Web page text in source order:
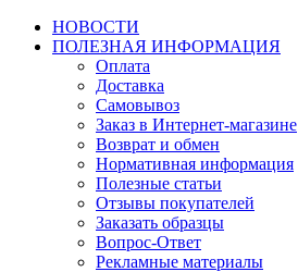
НОВОСТИ
ПОЛЕЗНАЯ ИНФОРМАЦИЯ
Оплата
Доставка
Самовывоз
Заказ в Интернет-магазине
Возврат и обмен
Нормативная информация
Полезные статьи
Отзывы покупателей
Заказать образцы
Вопрос-Ответ
Рекламные материалы